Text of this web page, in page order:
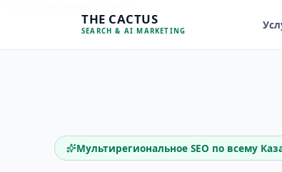
к
THE CACTUS
SEARCH & AI MARKETING
Мультирегиональное SEO по всему